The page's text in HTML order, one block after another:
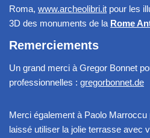
Roma, www.archeolibri.it pour les
3D des monuments de la Rome
Remerciements
Un grand merci à Gregor Bonnet
professionnelles : gregorbonnet.de
Merci également à Paolo Marroccu
laissé utiliser la jolie terrasse avec